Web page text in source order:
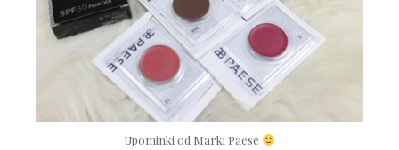
Upominki od Marki Paese